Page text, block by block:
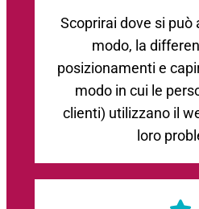
Scoprirai dove si può
modo, la
posizionamenti e
modo in cui le
clienti) utilizzano il
loro